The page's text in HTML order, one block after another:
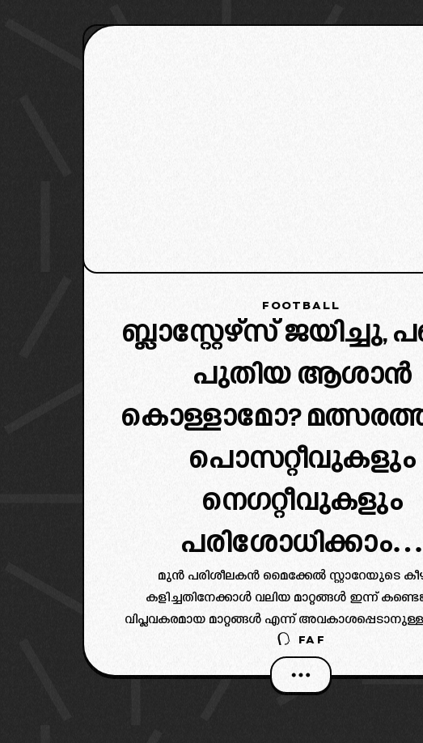
FOOTBALL
ബ്ലാസ്റ്റേഴ്‌സ് ജയിച്ചു,
പുതിയ ആശാൻ
കൊള്ളാമോ?
പൊസറ്റീവുകളും
നെഗറ്റീവുകളും
പരിശോധിക്കാം…
മുൻ പരിശീലകൻ മൈക്കേൽ സ്റ്റാറേയുടെ
കളിച്ചതിനേക്കാൾ വലിയ മാറ്റങ്ങൾ ഇന്ന്
വിപ്ലവകരമായ മാറ്റങ്ങൾ എന്ന്
ഇന്നുണ്ടായില്ല. എങ്കിലും ചില ശുഭപ്രതീക്ഷകൾ
ബ്ലാസ്റ്റേഴ്സിന് നൽകുന്നുണ്ട്. അവ
FAF